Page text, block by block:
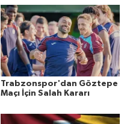
Trabzonspor'dan Göztepe
Maçı İçin Salah Kararı